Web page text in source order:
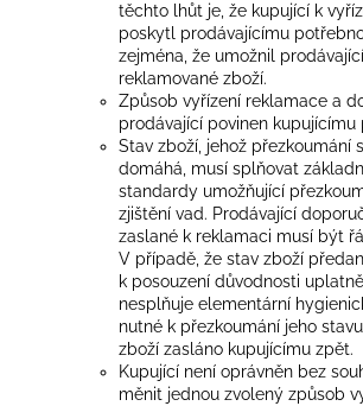
těchto lhůt je, že kupující k
poskytl prodávajícímu
zejména, že umožnil
reklamované zboží.
Způsob vyřízení reklamace a
prodávající povinen kupujícímu
Stav zboží, jehož přezkoumání
domáhá, musí splňovat
standardy umožňující
zjištění vad. Prodávající
zaslané k reklamaci musí být
V případě, že stav zboží
k posouzení důvodnosti
nesplňuje elementární
nutné k přezkoumání jeho
zboží zasláno kupujícímu zpět.
Kupující není oprávněn bez
měnit jednou zvolený způsob